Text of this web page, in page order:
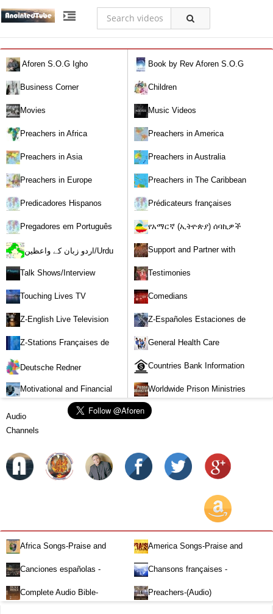
Aforen S.O.G Igho
Book by Rev Aforen S.O.G
Igho (Discover the Real You and
Change Your World)
Business Corner Children
Movies Music Videos
Preachers in Africa Preachers in America
Preachers in Asia Preachers in Australia
Preachers in Europe Preachers in The Caribbean
Predicadores Hispanos Prédicateurs françaises
Pregadores em Português
የአማርኛ (ኢትዮጵያ) ሰባኪዎች
/Amharic (Ethiopian) Preachers
اردو زبان کے واعظین/Urdu
Preachers
Support and Partner with
Our World Miracle Crusades
Talk Shows/Interview
Testimonies
Touching Lives TV Comedians
Z-English Live Television
Stations
Z-Españoles Estaciones de
Televisión en vivo
Z-Stations Françaises de
Télévision en direct
General Health Care
Deutsche Redner Countries Bank Information
Motivational and Financial
Worldwide Prison Ministries
Audio
Channels
Africa Songs-Praise and
Worship-Audio
America Songs-Praise and
Worship-Audio
Canciones españolas -
Alabanza y Adoración-Audio
Chansons françaises -
Louange et d'adoration
Complete Audio Bible-
Preachers-(Audio)